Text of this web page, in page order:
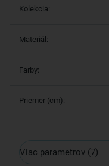
Kolekcia:
Materiál:
Farby:
Priemer (cm):
Viac parametrov (7)